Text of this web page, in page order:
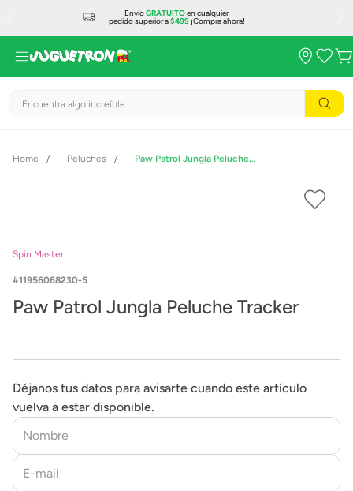
EnvíoGRATUITOen cualquier
pedido superior a$499¡Compra ahora!
Encuentra algo increíble...
Peluches Paw Patrol Jungla Peluche Tracker
Spin Master
11956068230-5
Paw Patrol Jungla Peluche Tracker
Déjanos tus datos para avisarte cuando este artículo
vuelva a estar disponible.